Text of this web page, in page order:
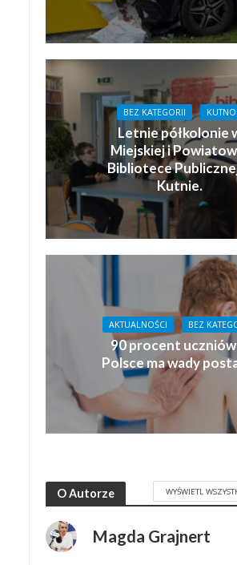
BEZ KATEGORII KUTNO
Letnie półkolonie
Miejskiej i
Bibliotece
Kutnie.
AKTUALNOŚCI BEZ
90 procent
Polsce ma wady
O Autorze WYŚWIETL
Magda Grajnert